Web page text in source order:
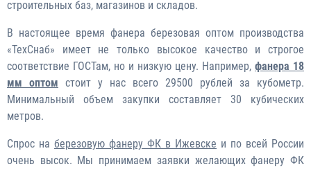
строительных баз, магазинов и складов.
В настоящее время фанера березовая оптом производства
«ТехСнаб» имеет не только высокое качество и строгое
соответствие ГОСТам, но и низкую цену. Например, фанера 18
мм оптом стоит у нас всего 29500 рублей за кубометр.
Минимальный объем закупки составляет 30 кубических
метров.
Спрос на березовую фанеру ФК в Ижевске и по всей России
очень высок. Мы принимаем заявки желающих фанеру ФК